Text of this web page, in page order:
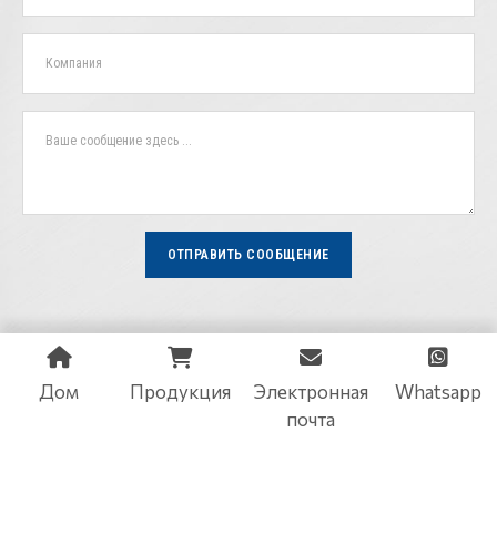
ОТПРАВИТЬ СООБЩЕНИЕ
Дом Продукция
Электронная
почта
Whatsapp